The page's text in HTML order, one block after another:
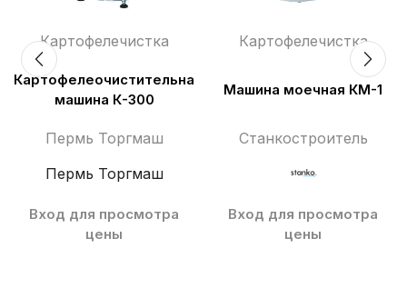
Картофелечистка
Картофелеочистительная
машина К-300
Пермь Торгмаш
Пермь Торгмаш
Вход для просмотра
цены
Картофелечистка
Машина моечная КМ-1
Станкостроитель
Вход для просмотра
цены